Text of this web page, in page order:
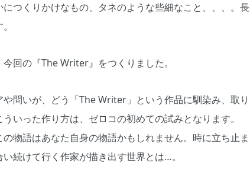
つくりかけなもの、タネのような些細なこと、、、。長
回の『The Writer』をつくりました。
や問いが、どう「The Writer」という作品に馴染み、取り
いった作り方は、ゼロコの初めての試みとなります。
物語はあなた自身の物語かもしれません。時に立ち止ま
続けて行く作家が描き出す世界とは…。